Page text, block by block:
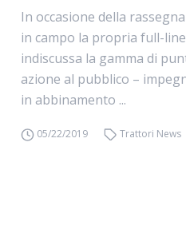
In occasione della
in campo la propria full-
indiscussa la gamma di
azione al pubblico –
in abbinamento ...
05/22/2019 Trattori News